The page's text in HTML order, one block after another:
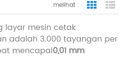
melihat :
layar mesin cetak
adalah 3.000 tayangan per
mencapai0,01 mm